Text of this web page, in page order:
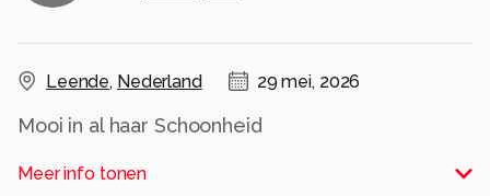
Leende, Nederland 29 mei, 2026
Mooi in al haar Schoonheid
Alle rechten voorbehouden
Meer info tonen